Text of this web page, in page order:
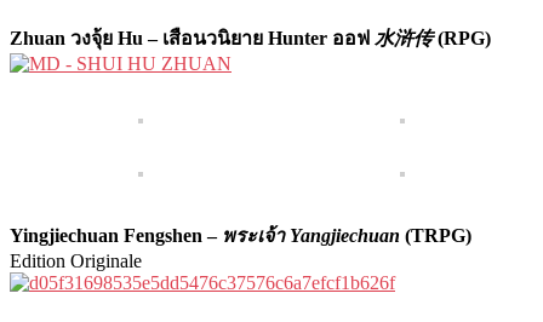
Zhuan วงจุ้ย Hu – เสือนวนิยาย Hunter ออฟ 水浒传(RPG)
Yingjiechuan Fengshen – พระเจ้า Yangjiechuan (TRPG)
Edition Originale